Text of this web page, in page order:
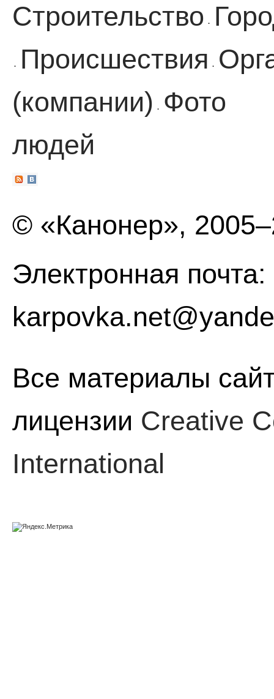
Строительство ·
· Происшествия ·
(компании)
·
Фото
людей
© «Канонер»,
Электронная почта:
Все материалы
лицензии Creative
International